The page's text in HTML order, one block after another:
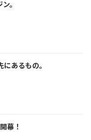
。
あるもの。
幕！